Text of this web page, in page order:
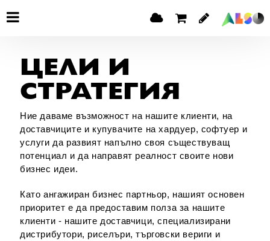
ЦЕЛИ И
СТРАТЕГИЯ
Ние даваме възможност на нашите клиенти, на
доставчиците и купувачите на хардуер, софтуер и
услуги да развият напълно своя съществуващ
потенциал и да направят реалност своите нови
бизнес идеи.
Като ангажиран бизнес партньор, нашият основен
приоритет е да предоставим полза за нашите
клиенти - нашите доставчици, специализирани
дистрибутори, риселъри, търговски вериги и